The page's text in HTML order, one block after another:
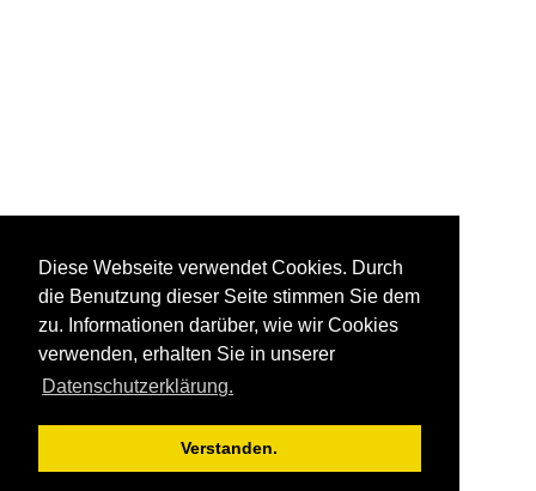
Diese Webseite verwendet Cookies. Durch
die Benutzung dieser Seite stimmen Sie dem
zu. Informationen darüber, wie wir Cookies
verwenden, erhalten Sie in unserer
Datenschutzerklärung.
Verstanden.